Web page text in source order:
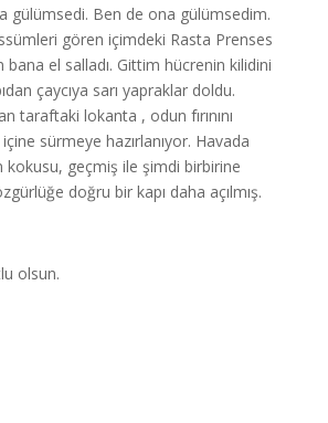
gülümsedi. Ben de ona gülümsedim.
gören içimdeki Rasta Prenses
bana el salladı. Gittim hücrenin kilidini
çaycıya sarı yapraklar doldu.
taraftaki lokanta , odun fırınını
içine sürmeye hazırlanıyor. Havada
kokusu, geçmiş ile şimdi birbirine
doğru bir kapı daha açılmış.
olsun.